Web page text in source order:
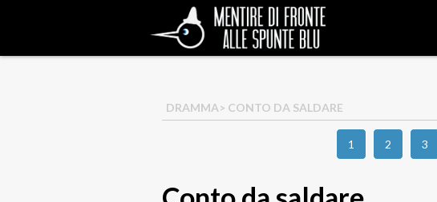
DRAMMA> CONTO DA SALDARE
1 2 3